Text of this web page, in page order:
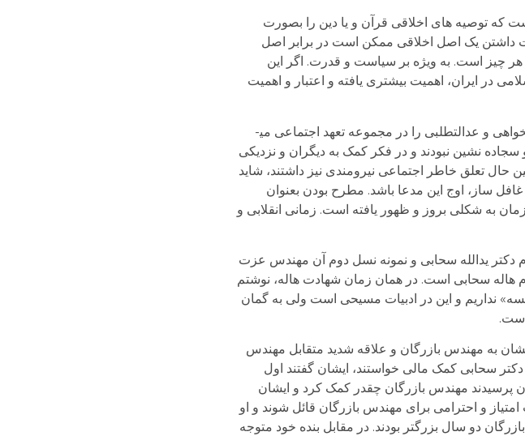
که توصیه های اخلاقی قرآن و یا دین را بصورت
داشتن یک اصل اخلاقی ممکن است در برابر اصل
هر چیز است. به ویژه بر سیاست و قدرت. اگر این
در ایران، اهمیت بیشتری یافته و اعتبار و اهمیت
ویژگی سوم این نسل تعهد اجتماعی آنهاست. مسئله سیاست، مبارزات و انقلابی­گری و آزادی­خواهی و عدالت­طلبی را در مجموعه تعهد اجتماعی می­
نشین نبودند و در فکر کمک به دیگران و نزدیکی
حال تعلق خاطر اجتماعی نیرومندی نیز داشتند، شاید
غافل ساز، اوج این مدعا باشد. مطرح بودن بعنوان
به شکلی بروز و ظهور یافته است. زمانی انقلابی و
دکتر یدالله سحابی و نمونه نسل دوم آن مهندس عزت
هاله سحابی است. در همان زمان شهادت هاله، نوشتم
نداریم و این در ادبیات مسیحی است ولی به گمان
است.
به مهندس بازرگان و علاقه شدید متقابل مهندس
سحابی کمک مالی خواستند، ایشان گفتند اول
پرسیدند مهندس بازرگان چقدر کمک کرد و ایشان
میخواستند بدین ترتیب امتیاز و احترامی برای مهندس بازرگان قائل شوند و او
دو سال بزرگتر بودند. در مقابل بنده خود متوجه